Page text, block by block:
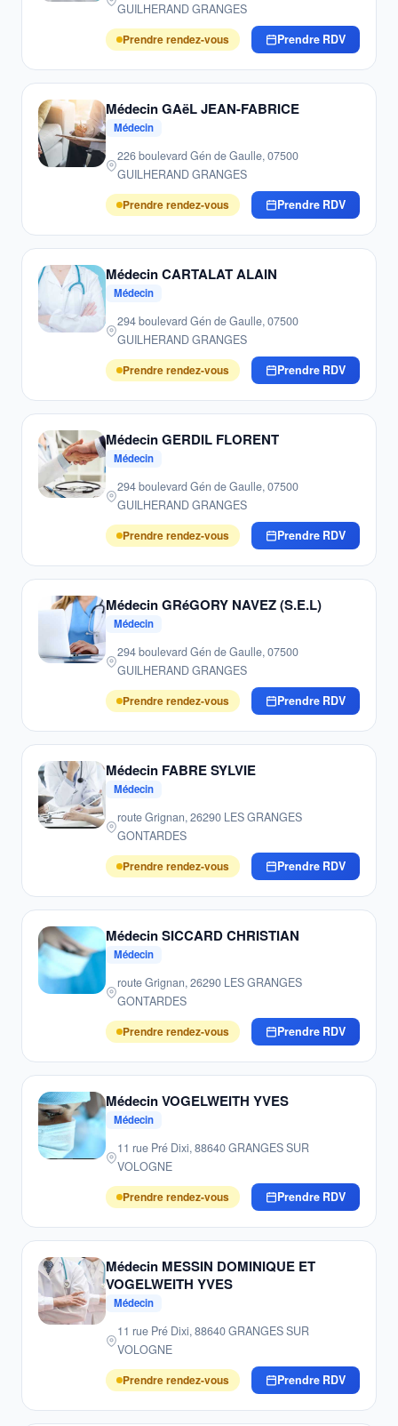
GUILHERAND GRANGES
Prendre rendez-vous
Prendre RDV
Médecin GAëL JEAN-FABRICE
Médecin
226 boulevard Gén de Gaulle, 07500
GUILHERAND GRANGES
Prendre rendez-vous
Prendre RDV
Médecin CARTALAT ALAIN
Médecin
294 boulevard Gén de Gaulle, 07500
GUILHERAND GRANGES
Prendre rendez-vous
Prendre RDV
Médecin GERDIL FLORENT
Médecin
294 boulevard Gén de Gaulle, 07500
GUILHERAND GRANGES
Prendre rendez-vous
Prendre RDV
Médecin GRéGORY NAVEZ (S.E.L)
Médecin
294 boulevard Gén de Gaulle, 07500
GUILHERAND GRANGES
Prendre rendez-vous
Prendre RDV
Médecin FABRE SYLVIE
Médecin
route Grignan, 26290 LES GRANGES
GONTARDES
Prendre rendez-vous
Prendre RDV
Médecin SICCARD CHRISTIAN
Médecin
route Grignan, 26290 LES GRANGES
GONTARDES
Prendre rendez-vous
Prendre RDV
Médecin VOGELWEITH YVES
Médecin
11 rue Pré Dixi, 88640 GRANGES SUR
VOLOGNE
Prendre rendez-vous
Prendre RDV
Médecin MESSIN DOMINIQUE ET
VOGELWEITH YVES
Médecin
11 rue Pré Dixi, 88640 GRANGES SUR
VOLOGNE
Prendre rendez-vous
Prendre RDV